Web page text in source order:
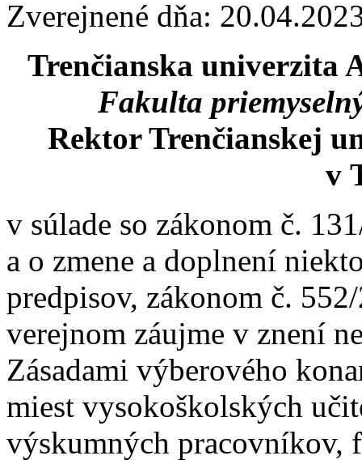
Zverejnené dňa:
Trenčianska univerzita
Fakulta
Rektor Trenčianskej
v
v súlade so zákonom č.
a o zmene a doplnení
predpisov, zákonom č.
verejnom záujme v znení
Zásadami výberového
miest vysokoškolských
výskumných pracovníkov,